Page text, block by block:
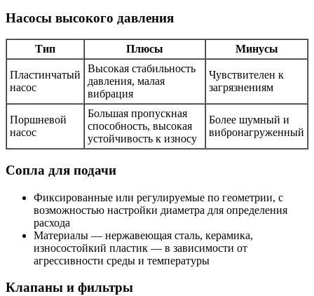
Насосы высокого давления
Тип Плюсы Минусы
Пластинчатый
насос
Высокая стабильность
давления, малая
вибрация
Чувствителен к
загрязнениям
Поршневой
насос
Большая пропускная
способность, высокая
устойчивость к износу
Более шумный и
вибронагруженный
Сопла для подачи
Фиксированные или регулируемые по геометрии, с
возможностью настройки диаметра для определения
расхода
Материалы — нержавеющая сталь, керамика,
износостойкий пластик — в зависимости от
агрессивности среды и температуры
Клапаны и фильтры